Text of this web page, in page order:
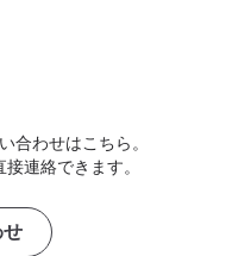
合わせはこちら。
連絡できます。
せ